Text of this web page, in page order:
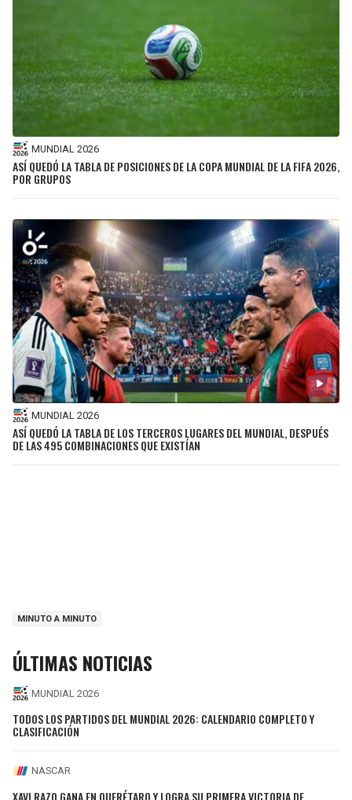
MUNDIAL 2026
ASÍ QUEDÓ LA TABLA DE POSICIONES DE LA COPA MUNDIAL DE LA FIFA 2026,
POR GRUPOS
MUNDIAL 2026
ASÍ QUEDÓ LA TABLA DE LOS TERCEROS LUGARES DEL MUNDIAL, DESPUÉS
DE LAS 495 COMBINACIONES QUE EXISTÍAN
MINUTO A MINUTO
ÚLTIMAS NOTICIAS
MUNDIAL 2026
TODOS LOS PARTIDOS DEL MUNDIAL 2026: CALENDARIO COMPLETO Y
CLASIFICACIÓN
NASCAR
XAVI RAZO GANA EN QUERÉTARO Y LOGRA SU PRIMERA VICTORIA DE